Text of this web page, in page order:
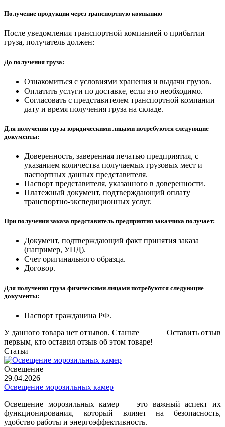
Получение продукции через транспортную компанию
После уведомления транспортной компанией о прибытии
груза, получатель должен:
До получения груза:
Ознакомиться с условиями хранения и выдачи грузов.
Оплатить услуги по доставке, если это необходимо.
Согласовать с представителем транспортной компании
дату и время получения груза на складе.
Для получения груза юридическими лицами потребуются следующие
документы:
Доверенность, заверенная печатью предприятия, с
указанием количества получаемых грузовых мест и
паспортных данных представителя.
Паспорт представителя, указанного в доверенности.
Платежный документ, подтверждающий оплату
транспортно-экспедиционных услуг.
При получении заказа представитель предприятия заказчика получает:
Документ, подтверждающий факт принятия заказа
(например, УПД).
Счет оригинального образца.
Договор.
Для получения груза физическими лицами потребуются следующие
документы:
Паспорт гражданина РФ.
Оставить отзыв
У данного товара нет отзывов. Станьте
первым, кто оставил отзыв об этом товаре!
Статьи
Освещение —
29.04.2026
Освещение морозильных камер
Освещение морозильных камер — это важный аспект их
функционирования, который влияет на безопасность,
удобство работы и энергоэффективность.